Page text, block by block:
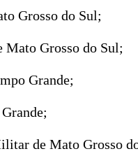
Grosso do Sul;
Grosso do Sul;
Grande;
de Mato Grosso